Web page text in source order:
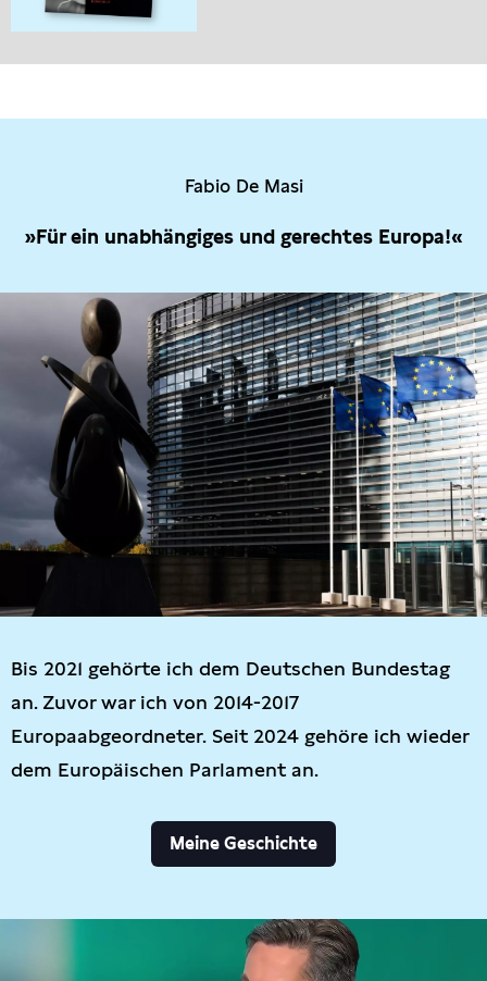
Fabio De Masi
»Für ein unabhängiges und gerechtes Europa!«
Bis 2021 gehörte ich dem Deutschen Bundestag
an. Zuvor war ich von 2014-2017
Europaabgeordneter. Seit 2024 gehöre ich wieder
dem Europäischen Parlament an.
Meine Geschichte